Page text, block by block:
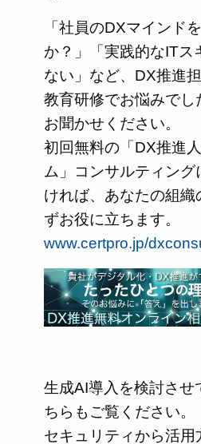
「社員のDXマインド
か？」「実践的なITス
ない」など、DX推進
教育研修でお悩みでし
お聞かせください。
初回無料の「DX推進
ム」コンサルティン
ければ、あなたの組織
ずお役に立ちます。
www.certpro.jp/
生成AI導入を検討させ
ちらもご覧ください。
セキュリティから活用